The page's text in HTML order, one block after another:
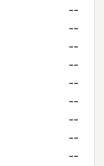
--
--
--
--
--
--
--
--
--